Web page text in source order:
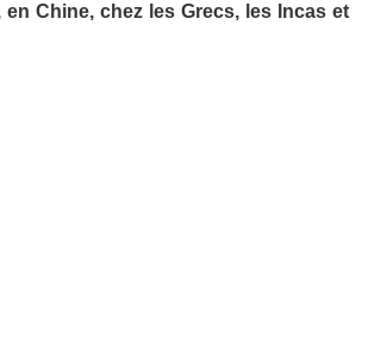
en Chine, chez les Grecs, les Incas et